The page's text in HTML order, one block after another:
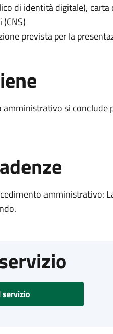
di identità digitale),
prevista per la
amministrativo si
amministrativo:
servizio